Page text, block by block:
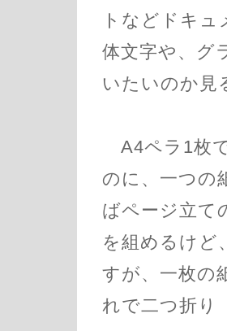
トなどドキ
体文字や、グ
いたいのか見
A4ペラ1枚
のに、一つの
ばページ立て
を組めるけど
すが、一枚の
れで二つ折り